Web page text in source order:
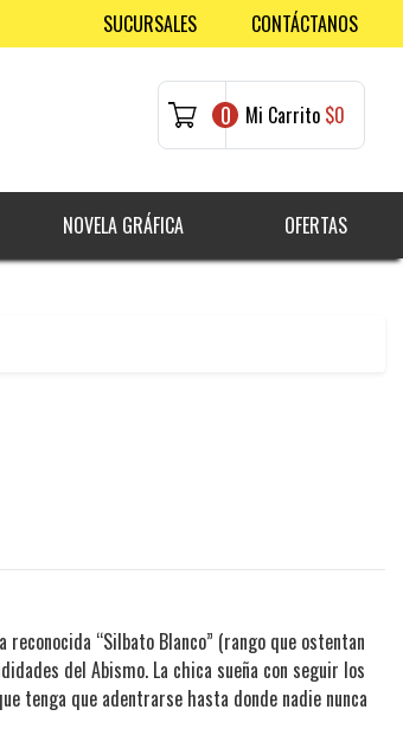
SUCURSALES CONTÁCTANOS
0 Mi Carrito $0
NOVELA GRÁFICA OFERTAS
reconocida “Silbato Blanco” (rango que ostentan
del Abismo. La chica sueña con seguir los
tenga que adentrarse hasta donde nadie nunca